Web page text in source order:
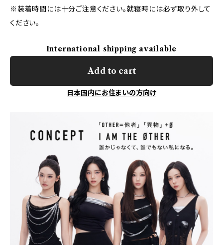
※装着時間には十分ご注意ください。就寝時には必ず取り外して
ください。
International shipping available
Add to cart
日本国内にお住まいの方向け